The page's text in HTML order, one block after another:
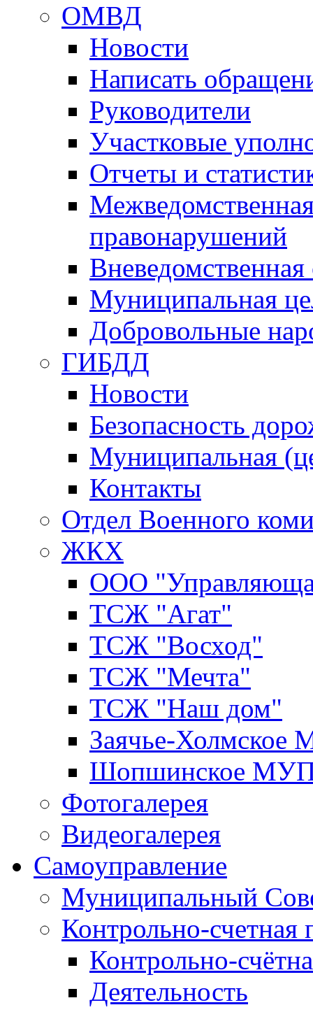
ОМВД
Новости
Написать
Руководители
Участковые
Отчеты и
правонарушений
Вневедомственная
Муниципальная
Добровольные
ГИБДД
Новости
Безопасность
Муниципальная
Контакты
Отдел Военного
ЖКХ
ООО
ТСЖ "Агат"
ТСЖ "Восход"
ТСЖ "Мечта"
ТСЖ "Наш дом"
Заячье-
Шопшинское
Фотогалерея
Видеогалерея
Самоуправление
Муниципальный
Контрольно-счетная
Контрольно-
Деятельность